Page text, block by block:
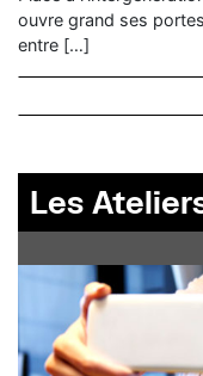
ouvre grand ses
entre […]
Les